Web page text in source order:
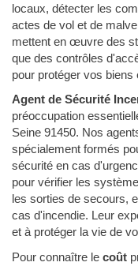
locaux, détecter les
actes de vol et de
mettent en œuvre des
que des contrôles
pour protéger vos
Agent de Sécurité
préoccupation
Seine 91450. Nos
spécialement formés
sécurité en cas
pour vérifier les
les sorties de secours,
cas d'incendie. Leur
et à protéger la vie de
Pour connaître le coût